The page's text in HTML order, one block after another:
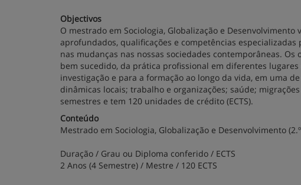
Objectivos
O mestrado em Sociologia, Globalização e
aprofundados, qualificações e competências
nas mudanças nas nossas sociedades contemporâneas.
bem sucedido, da prática profissional em diferentes
investigação e para a formação ao longo da vida, em uma
dinâmicas locais; trabalho e organizações; saúde;
semestres e tem 120 unidades de crédito (ECTS).
Conteúdo
Mestrado em Sociologia, Globalização e Desenvolvimento
Duração / Grau ou Diploma conferido / ECTS
2 Anos (4 Semestre) / Mestre / 120 ECTS